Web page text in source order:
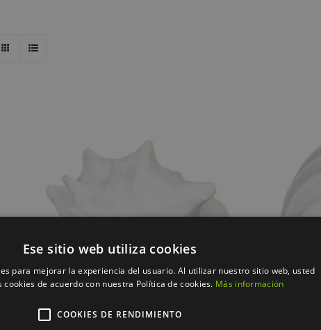
Ese sitio web utiliza cookies
para mejorar la experiencia del usuario. Al utilizar nuestro sitio web, usted
cookies de acuerdo con nuestra Política de cookies. Más información
COOKIES DE RENDIMIENTO